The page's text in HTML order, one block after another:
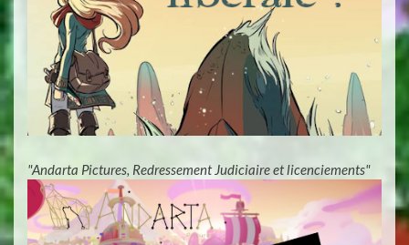
"Andarta Pictures, Redressement Judiciaire et licenciements"